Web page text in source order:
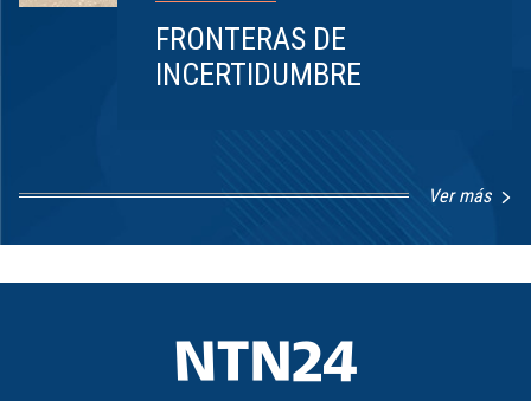
FRONTERAS DE
INCERTIDUMBRE
Ver más
8